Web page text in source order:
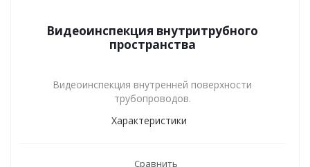
Видеоинспекция внутритрубного
пространства
Видеоинспекция внутренней поверхности
трубопроводов.
Характеристики
Сравнить